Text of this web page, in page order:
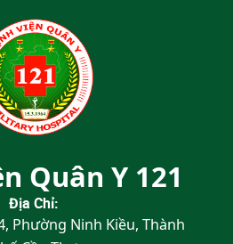
Quân Y 121
Địa Chỉ:
Phường Ninh Kiều, Thành